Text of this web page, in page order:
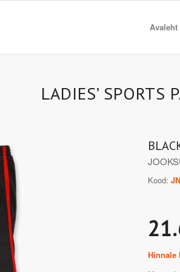
Avaleht
LADIES’ SPORTS
Kood:
Hinnale